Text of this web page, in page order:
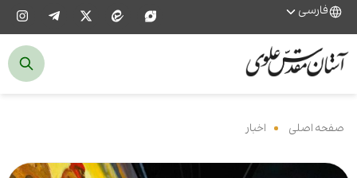
فارسی
صفحه اصلی اخبار